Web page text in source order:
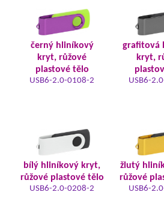
černý hliníkový
kryt, růžové
plastové tělo
USB6-2.0-0108-2
grafitová
kryt,
USB6-
bílý hliníkový kryt,
růžové plastové tělo
USB6-2.0-0208-2
žlutý
růžové
USB6-